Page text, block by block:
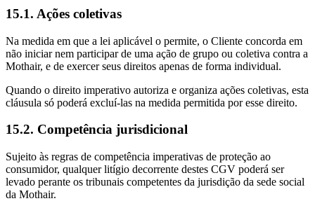
15.1. Ações coletivas
Na medida em que a lei aplicável o permite, o Cliente concorda em
não iniciar nem participar de uma ação de grupo ou coletiva contra a
Mothair, e de exercer seus direitos apenas de forma individual.
Quando o direito imperativo autoriza e organiza ações coletivas, esta
cláusula só poderá excluí‑las na medida permitida por esse direito.
15.2. Competência jurisdicional
Sujeito às regras de competência imperativas de proteção ao
consumidor, qualquer litígio decorrente destes CGV poderá ser
levado perante os tribunais competentes da jurisdição da sede social
da Mothair.